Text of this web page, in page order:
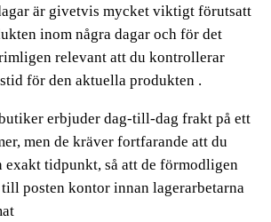
är givetvis mycket viktigt förutsatt
inom några dagar och för det
relevant att du kontrollerar
för den aktuella produkten .
erbjuder dag-till-dag frakt på ett
men de kräver fortfarande att du
exakt tidpunkt, så att de förmodligen
posten kontor innan lagerarbetarna